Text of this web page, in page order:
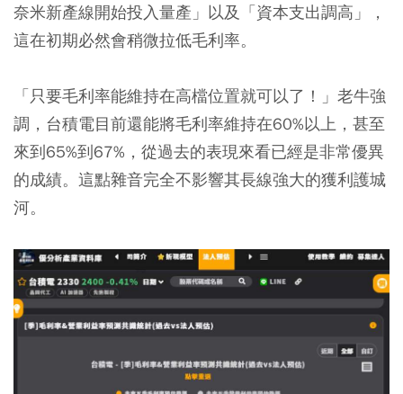
奈米新產線開始投入量產」以及「資本支出調高」，
這在初期必然會稍微拉低毛利率。
「只要毛利率能維持在高檔位置就可以了！」老牛強
調，台積電目前還能將毛利率維持在60%以上，甚至
來到65%到67%，從過去的表現來看已經是非常優異
的成績。這點雜音完全不影響其長線強大的獲利護城
河。